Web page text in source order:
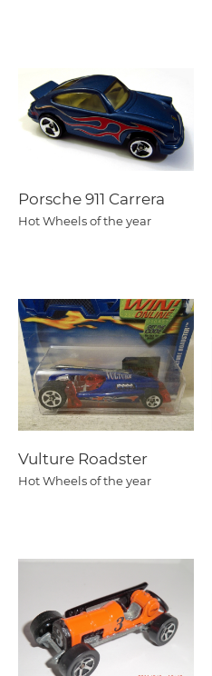
Porsche 911 Carrera
Hot Wheels of the year
Vulture Roadster
Hot Wheels of the year